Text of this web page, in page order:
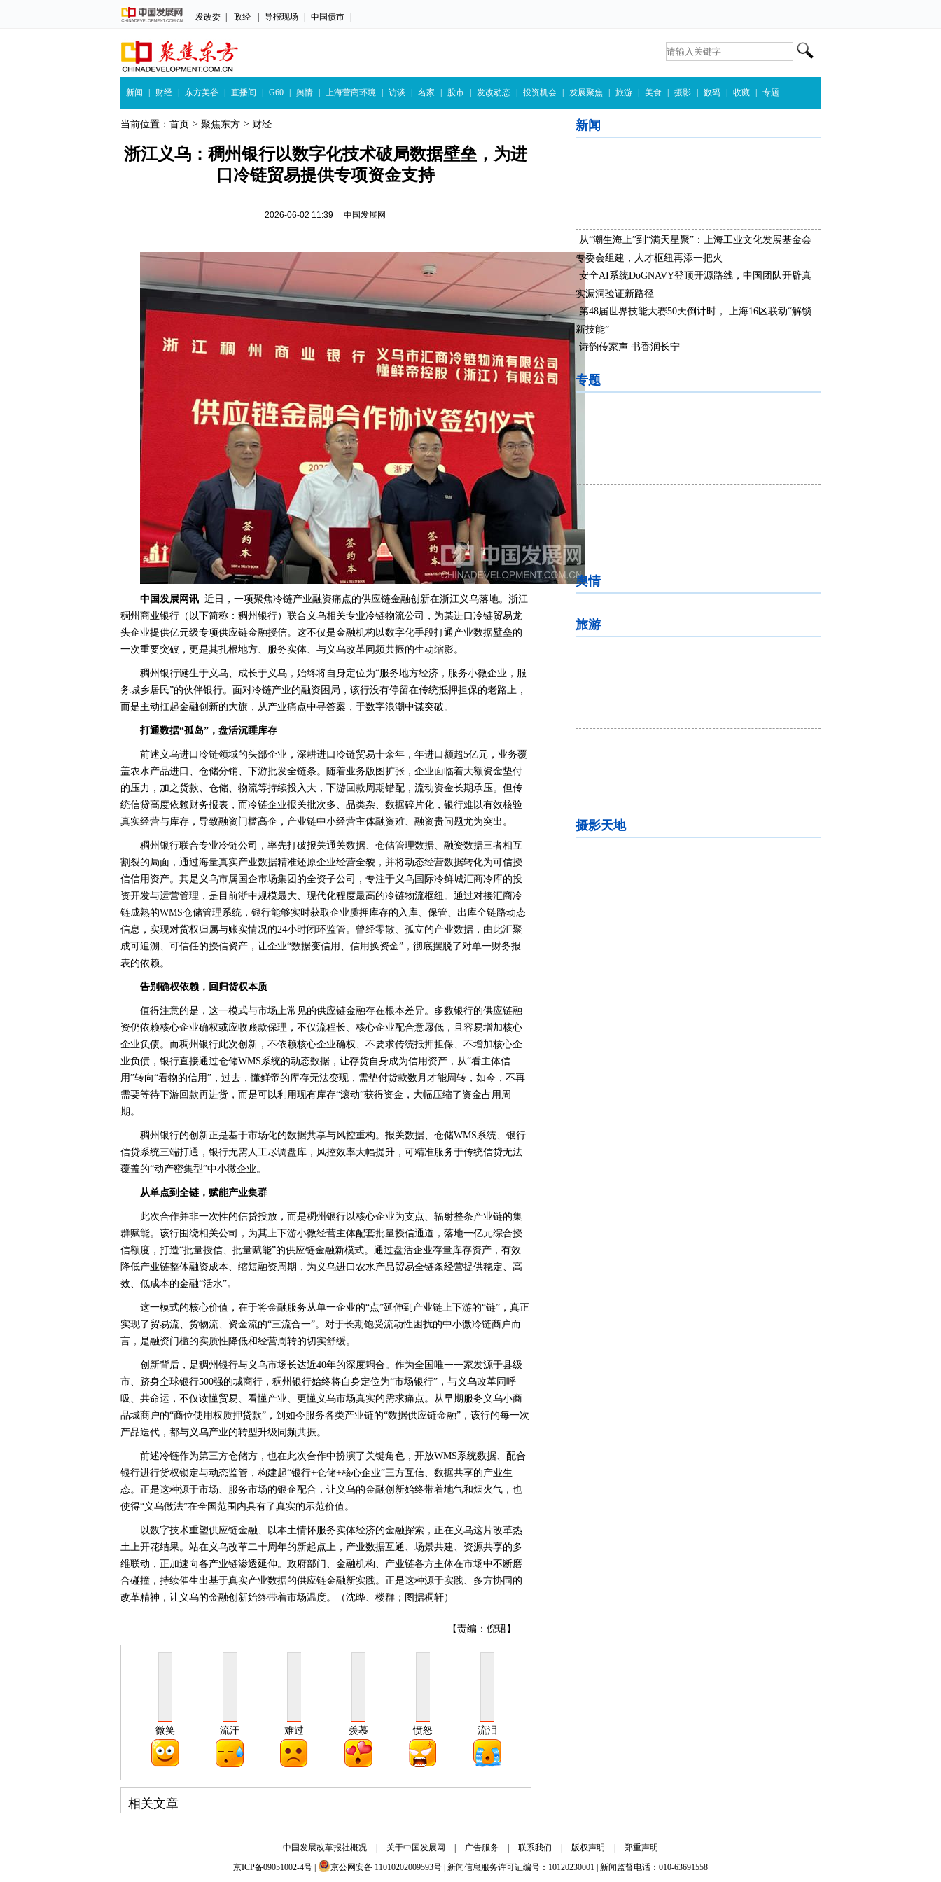
发改委 政经 导报现场 中国债市
新闻 财经 东方美谷 直播间 G60 舆情 上海营商环境 访谈 名家 股市 发改动态 投资机会 发展聚焦 旅游 美食 摄影 数码 收藏 专题
当前位置： 首页 > 聚焦东方 > 财经
浙江义乌：稠州银行以数字化技术破局数据壁垒，为进
口冷链贸易提供专项资金支持
2026-06-02 11:39 中国发展网
中国发展网讯 近日，一项聚焦冷链产业融资痛点的供应链金融创新在浙江义乌落地。浙江
稠州商业银行（以下简称：稠州银行）联合义乌相关专业冷链物流公司，为某进口冷链贸易龙
头企业提供亿元级专项供应链金融授信。这不仅是金融机构以数字化手段打通产业数据壁垒的
一次重要突破，更是其扎根地方、服务实体、与义乌改革同频共振的生动缩影。
稠州银行诞生于义乌、成长于义乌，始终将自身定位为“服务地方经济，服务小微企业，服
务城乡居民”的伙伴银行。面对冷链产业的融资困局，该行没有停留在传统抵押担保的老路上，
而是主动扛起金融创新的大旗，从产业痛点中寻答案，于数字浪潮中谋突破。
打通数据“孤岛”，盘活沉睡库存
前述义乌进口冷链领域的头部企业，深耕进口冷链贸易十余年，年进口额超5亿元，业务覆
盖农水产品进口、仓储分销、下游批发全链条。随着业务版图扩张，企业面临着大额资金垫付
的压力，加之货款、仓储、物流等持续投入大，下游回款周期错配，流动资金长期承压。但传
统信贷高度依赖财务报表，而冷链企业报关批次多、品类杂、数据碎片化，银行难以有效核验
真实经营与库存，导致融资门槛高企，产业链中小经营主体融资难、融资贵问题尤为突出。
稠州银行联合专业冷链公司，率先打破报关通关数据、仓储管理数据、融资数据三者相互
割裂的局面，通过海量真实产业数据精准还原企业经营全貌，并将动态经营数据转化为可信授
信信用资产。其是义乌市属国企市场集团的全资子公司，专注于义乌国际冷鲜城汇商冷库的投
资开发与运营管理，是目前浙中规模最大、现代化程度最高的冷链物流枢纽。通过对接汇商冷
链成熟的WMS仓储管理系统，银行能够实时获取企业质押库存的入库、保管、出库全链路动态
信息，实现对货权归属与账实情况的24小时闭环监管。曾经零散、孤立的产业数据，由此汇聚
成可追溯、可信任的授信资产，让企业“数据变信用、信用换资金”，彻底摆脱了对单一财务报
表的依赖。
告别确权依赖，回归货权本质
值得注意的是，这一模式与市场上常见的供应链金融存在根本差异。多数银行的供应链融
资仍依赖核心企业确权或应收账款保理，不仅流程长、核心企业配合意愿低，且容易增加核心
企业负债。而稠州银行此次创新，不依赖核心企业确权、不要求传统抵押担保、不增加核心企
业负债，银行直接通过仓储WMS系统的动态数据，让存货自身成为信用资产，从“看主体信
用”转向“看物的信用”，过去，懂鲜帝的库存无法变现，需垫付货款数月才能周转，如今，不再
需要等待下游回款再进货，而是可以利用现有库存“滚动”获得资金，大幅压缩了资金占用周
期。
稠州银行的创新正是基于市场化的数据共享与风控重构。报关数据、仓储WMS系统、银行
信贷系统三端打通，银行无需人工尽调盘库，风控效率大幅提升，可精准服务于传统信贷无法
覆盖的“动产密集型”中小微企业。
从单点到全链，赋能产业集群
此次合作并非一次性的信贷投放，而是稠州银行以核心企业为支点、辐射整条产业链的集
群赋能。该行围绕相关公司，为其上下游小微经营主体配套批量授信通道，落地一亿元综合授
信额度，打造“批量授信、批量赋能”的供应链金融新模式。通过盘活企业存量库存资产，有效
降低产业链整体融资成本、缩短融资周期，为义乌进口农水产品贸易全链条经营提供稳定、高
效、低成本的金融“活水”。
这一模式的核心价值，在于将金融服务从单一企业的“点”延伸到产业链上下游的“链”，真正
实现了贸易流、货物流、资金流的“三流合一”。对于长期饱受流动性困扰的中小微冷链商户而
言，是融资门槛的实质性降低和经营周转的切实舒缓。
创新背后，是稠州银行与义乌市场长达近40年的深度耦合。作为全国唯一一家发源于县级
市、跻身全球银行500强的城商行，稠州银行始终将自身定位为“市场银行”，与义乌改革同呼
吸、共命运，不仅读懂贸易、看懂产业、更懂义乌市场真实的需求痛点。从早期服务义乌小商
品城商户的“商位使用权质押贷款”，到如今服务各类产业链的“数据供应链金融”，该行的每一次
产品迭代，都与义乌产业的转型升级同频共振。
前述冷链作为第三方仓储方，也在此次合作中扮演了关键角色，开放WMS系统数据、配合
银行进行货权锁定与动态监管，构建起“银行+仓储+核心企业”三方互信、数据共享的产业生
态。正是这种源于市场、服务市场的银企配合，让义乌的金融创新始终带着地气和烟火气，也
使得“义乌做法”在全国范围内具有了真实的示范价值。
以数字技术重塑供应链金融、以本土情怀服务实体经济的金融探索，正在义乌这片改革热
土上开花结果。站在义乌改革二十周年的新起点上，产业数据互通、场景共建、资源共享的多
维联动，正加速向各产业链渗透延伸。政府部门、金融机构、产业链各方主体在市场中不断磨
合碰撞，持续催生出基于真实产业数据的供应链金融新实践。正是这种源于实践、多方协同的
改革精神，让义乌的金融创新始终带着市场温度。（沈晔、楼群；图据稠轩）
【责编：倪珺】
微笑 流汗 难过 羡慕 愤怒 流泪
相关文章
新闻
从“潮生海上”到“满天星聚”：上海工业文化发展基金会
专委会组建，人才枢纽再添一把火
安全AI系统DoGNAVY登顶开源路线，中国团队开辟真
实漏洞验证新路径
第48届世界技能大赛50天倒计时， 上海16区联动“解锁
新技能”
诗韵传家声 书香润长宁
专题
舆情
旅游
摄影天地
中国发展改革报社概况 关于中国发展网 广告服务 联系我们 版权声明
郑重声明
京ICP备09051002-4号 |
京公网安备 11010202009593号 | 新闻信息服务许可证编号：10120230001 | 新闻监督电话：010-63691558